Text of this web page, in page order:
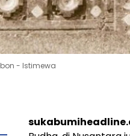
- Istimewa